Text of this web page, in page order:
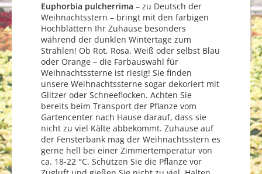
Euphorbia pulcherrima – zu Deutsch der
Weihnachtsstern – bringt mit den farbigen
Hochblättern Ihr Zuhause besonders
während der dunklen Wintertage zum
Strahlen! Ob Rot, Rosa, Weiß oder selbst Blau
oder Orange – die Farbauswahl für
Weihnachtssterne ist riesig! Sie finden
unsere Weihnachtssterne sogar dekoriert mit
Glitzer oder Schneeflocken. Achten Sie
bereits beim Transport der Pflanze vom
Gartencenter nach Hause darauf, dass sie
nicht zu viel Kälte abbekommt. Zuhause auf
der Fensterbank mag der Weihnachtsstern es
gerne hell bei einer Zimmertemperatur von
ca. 18-22 °C. Schützen Sie die Pflanze vor